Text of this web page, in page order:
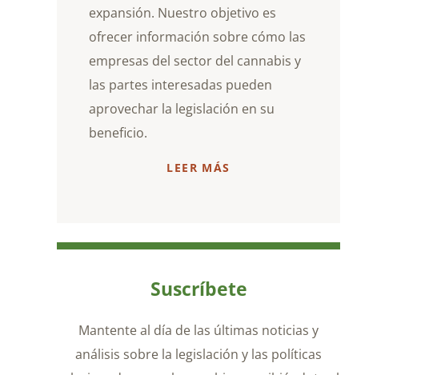
expansión. Nuestro objetivo es
ofrecer información sobre cómo las
empresas del sector del cannabis y
las partes interesadas pueden
aprovechar la legislación en su
beneficio.
LEER MÁS
Suscríbete
Mantente al día de las últimas noticias y
análisis sobre la legislación y las políticas